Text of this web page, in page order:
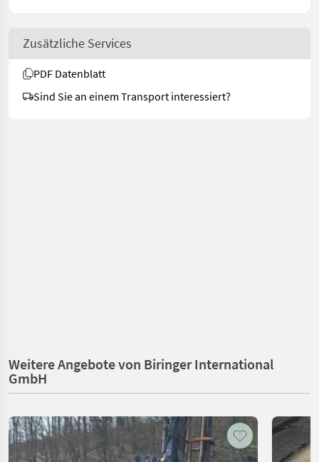
Zusätzliche Services
PDF Datenblatt
Sind Sie an einem Transport interessiert?
Weitere Angebote von Biringer International
GmbH